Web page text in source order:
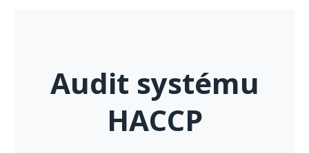
Audit systému
HACCP